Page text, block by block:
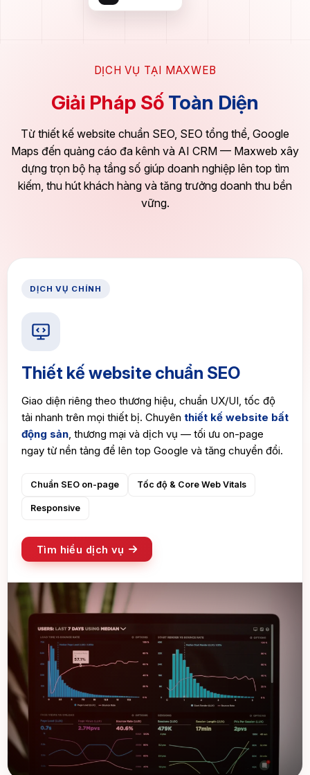
DỊCH VỤ TẠI MAXWEB
Giải Pháp Số Toàn Diện
Từ thiết kế website chuẩn SEO, SEO tổng thể, Google
Maps đến quảng cáo đa kênh và AI CRM — Maxweb xây
dựng trọn bộ hạ tầng số giúp doanh nghiệp lên top tìm
kiếm, thu hút khách hàng và tăng trưởng doanh thu bền
vững.
DỊCH VỤ CHÍNH
Thiết kế website chuẩn SEO
Giao diện riêng theo thương hiệu, chuẩn UX/UI, tốc độ
tải nhanh trên mọi thiết bị. Chuyên thiết kế website bất
động sản, thương mại và dịch vụ — tối ưu on-page
ngay từ nền tảng để lên top Google và tăng chuyển đổi.
Chuẩn SEO on-page Tốc độ & Core Web Vitals
Responsive
Tìm hiểu dịch vụ